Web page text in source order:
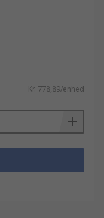
Kr. 778,89/enhed